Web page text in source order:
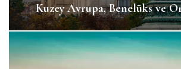
Kuzey Avrupa, Benelüks ve